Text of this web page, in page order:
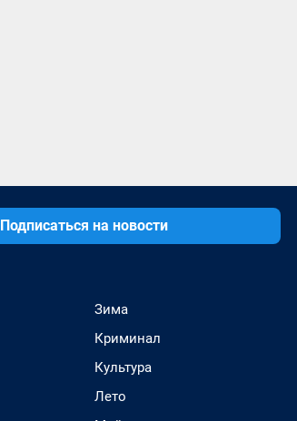
Подписаться на новости
Зима
Криминал
Культура
Лето